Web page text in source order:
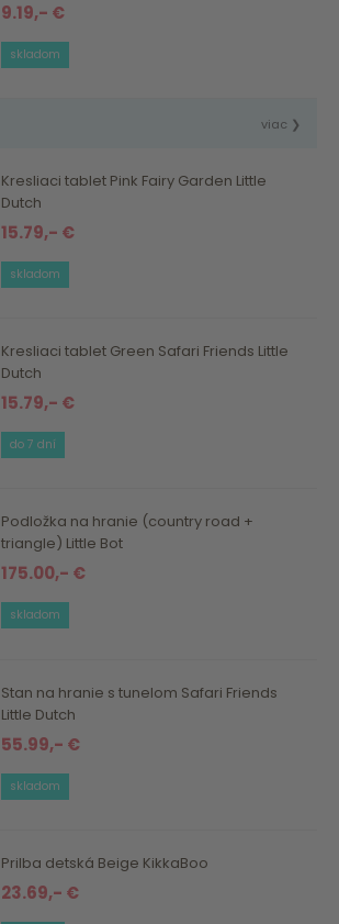
9.19,- €
skladom
viac ❯
Kresliaci tablet Pink Fairy Garden Little
Dutch
15.79,- €
skladom
Kresliaci tablet Green Safari Friends Little
Dutch
15.79,- €
do 7 dní
Podložka na hranie (country road +
triangle) Little Bot
175.00,- €
skladom
Stan na hranie s tunelom Safari Friends
Little Dutch
55.99,- €
skladom
Prilba detská Beige KikkaBoo
23.69,- €